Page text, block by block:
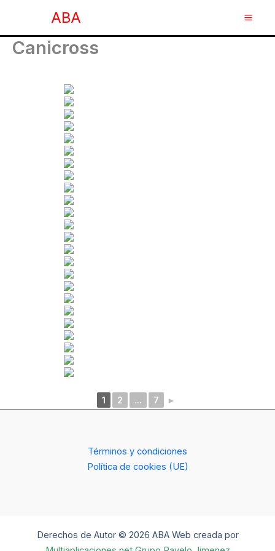
contenido
ABA
Canicross
1 2 ... 7 ►
Términos y condiciones
Política de cookies (UE)
Derechos de Autor © 2026 ABA Web creada por